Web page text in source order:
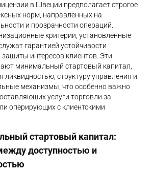
в Швеции предполагает строгое
норм, направленных на
и прозрачности операций.
критерии, установленные
гарантией устойчивости
интересов клиентов. Эти
минимальный стартовый капитал,
ликвидностью, структуру управления и
механизмы, что особенно важно
услуги торговли за
оперирующих с клиентскими
стартовый капитал:
доступностью и